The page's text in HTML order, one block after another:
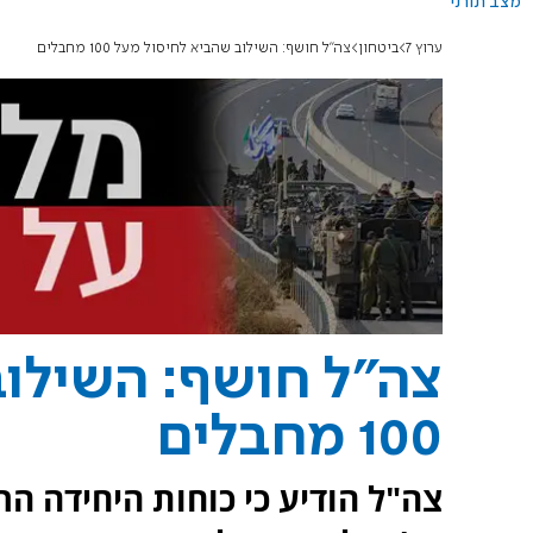
ערוץ 7 ביטחון צה"ל חושף: השילוב שהביא לחיסול מעל 100 מחבלים
צה"ל חושף:
100 מחבלים